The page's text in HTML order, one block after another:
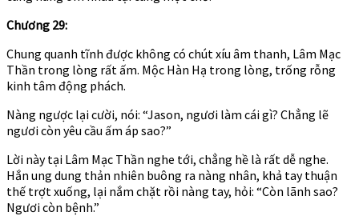
Chương 29:
Chung quanh tĩnh được không có chút xíu âm thanh, Lâm Mạc
Thần trong lòng rất ấm. Mộc Hàn Hạ trong lòng, trống rỗng
kinh tâm động phách.
Nàng ngược lại cười, nói: “Jason, ngươi làm cái gì? Chẳng lẽ
ngươi còn yêu cầu ấm áp sao?”
Lời này tại Lâm Mạc Thần nghe tới, chẳng hề là rất dễ nghe.
Hắn ung dung thản nhiên buông ra nàng nhân, khả tay thuận
thế trợt xuống, lại nắm chặt rồi nàng tay, hỏi: “Còn lãnh sao?
Ngươi còn bệnh.”